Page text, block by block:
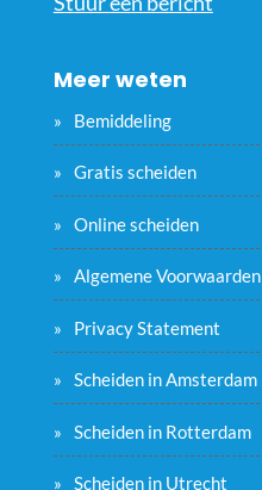
Meer weten
Bemiddeling
Gratis scheiden
Online scheiden
Algemene Voorwaarden
Privacy Statement
Scheiden in Amsterdam
Scheiden in Rotterdam
Scheiden in Utrecht